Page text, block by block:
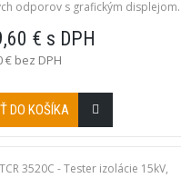
odporov s grafickým displejom.
napätie do 15 000 V . Detekcia
napätia. Režimy merania rampa a
R(t) + u(t), i(t), i(u). Softvér
€ s DPH
€ bez DPH
DO KOŠÍKA